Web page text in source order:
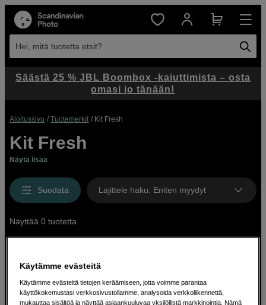
Hei, mitä tuotetta etsit?
Aloitussivu Tuotemerkit Kit Fresh
Kit Fresh
Näytä lisää
Suodata Lajittele haku: Eniten myydyt
Näyttää 0 tuotetta
Säästä 25 % JBL Boombox -kaiuttimista – osta
omasi jo tänään!
Käytämme evästeitä
Käytämme evästeitä tietojen keräämiseen, jotta voimme parantaa
käyttökokemustasi verkkosivustollamme, analysoida verkkoliikennettä,
mukauttaa sisältöä ja näyttää asiaankuuluvaa yksilöllistä markkinointia. Nämä